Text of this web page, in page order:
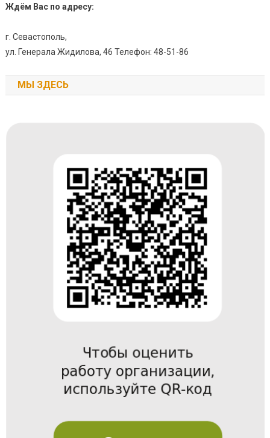
Ждём Вас по адресу:
г. Севастополь,
ул. Генерала Жидилова, 46 Телефон: 48-51-86
МЫ ЗДЕСЬ